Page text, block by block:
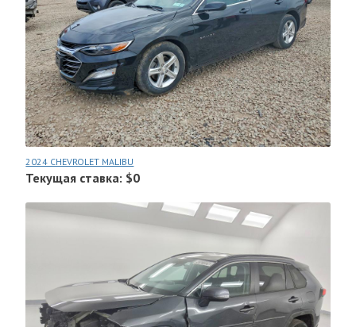
2024 CHEVROLET MALIBU
Текущая ставка: $0